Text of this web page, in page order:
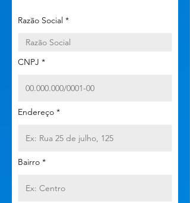
Razão Social
CNPJ
Endereço
Bairro